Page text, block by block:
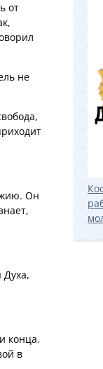
от
не
Он
конца.
в